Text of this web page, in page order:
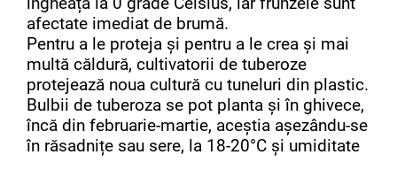
afectate imediat de brumă.
Pentru a le proteja și pentru a le crea și mai
multă căldură, cultivatorii de tuberoze
protejează noua cultură cu tuneluri din plastic.
Bulbii de tuberoza se pot planta și în ghivece,
încă din februarie-martie, aceștia așezându-se
în răsadnițe sau sere, la 18-20°C și umiditate